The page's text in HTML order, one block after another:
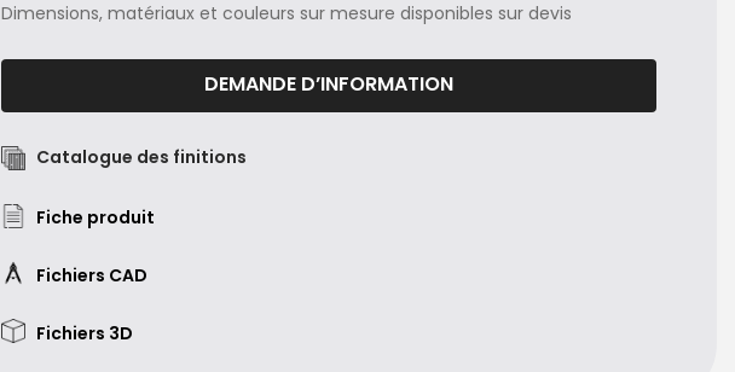
Dimensions, matériaux et couleurs sur mesure disponibles sur devis
DEMANDE D’INFORMATION
Catalogue des finitions
Fiche produit
Fichiers CAD
Fichiers 3D